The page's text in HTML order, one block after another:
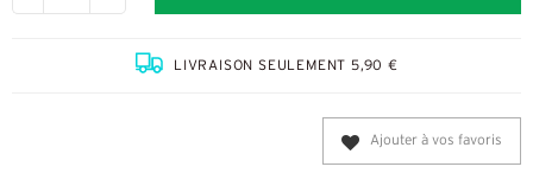
LIVRAISON SEULEMENT 5,90 €
Ajouter à vos favoris